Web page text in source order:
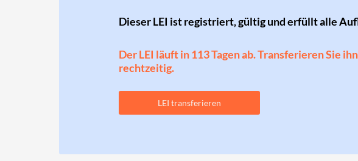
Dieser LEI ist registriert, gültig und erfüllt alle
Der LEI läuft in 113 Tagen ab. Transferieren Sie
rechtzeitig.
LEI transferieren